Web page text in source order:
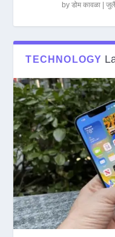
byडोम कावळा |
TECHNOLOGY